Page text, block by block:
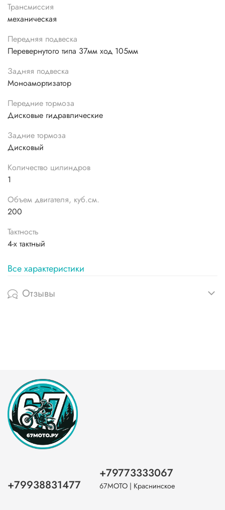
Трансмиссия
механическая
Передняя подвеска
Перевернутого типа 37мм ход 105мм
Задняя подвеска
Моноамортизатор
Передние тормоза
Дисковые гидравлические
Задние тормоза
Дисковый
Количество цилиндров
1
Объем двигателя, куб.см.
200
Тактность
4-x тактный
Все характеристики
Отзывы
+79938831477
+79773333067
67МОТО | Краснинское